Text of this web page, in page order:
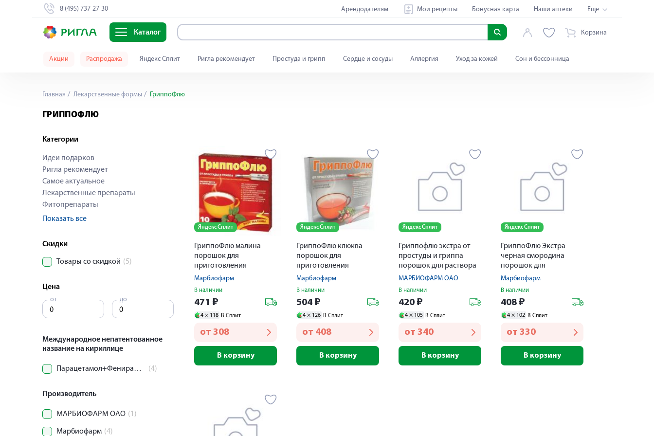
8 (495) 737-27-30 Арендодателям Мои рецепты Бонусная карта Наши аптеки Еще
Каталог Корзина
Акции Распродажа Яндекс Сплит Ригла рекомендует Простуда и грипп Сердце и сосуды Аллергия Уход за кожей Сон и бессонница
Главная Лекарственные формы ГриппоФлю
ГРИППОФЛЮ
Категории
Идеи подарков
Ригла рекомендует
Самое актуальное
Лекарственные препараты
Фитопрепараты
Показать все
Скидки
Товары со скидкой (5)
Цена
от до
Международное непатентованное
название на кириллице
Парацетамол+Фенирамин+Фенилэфрин+Аскорбиновая кислота (4)
Производитель
МАРБИОФАРМ ОАО (1)
Марбиофарм (4)
Яндекс Сплит
ГриппоФлю малина
порошок для
приготовления
раствора 13г №10
Марбиофарм
В наличии
471 ₽
4 × 118 В Сплит
от 308
В корзину
Яндекс Сплит
ГриппоФлю клюква
порошок для
приготовления
раствора 13г №10
Марбиофарм
В наличии
504 ₽
4 × 126 В Сплит
от 408
В корзину
Яндекс Сплит
Гриппофлю экстра от
простуды и гриппа
порошок для раствора
внутр. лимонный 13г N8
МАРБИОФАРМ ОАО
В наличии
420 ₽
4 × 105 В Сплит
от 340
В корзину
Яндекс Сплит
ГриппоФлю Экстра
черная смородина
порошок для
приготовления
Марбиофарм
В наличии
408 ₽
4 × 102 В Сплит
от 330
В корзину